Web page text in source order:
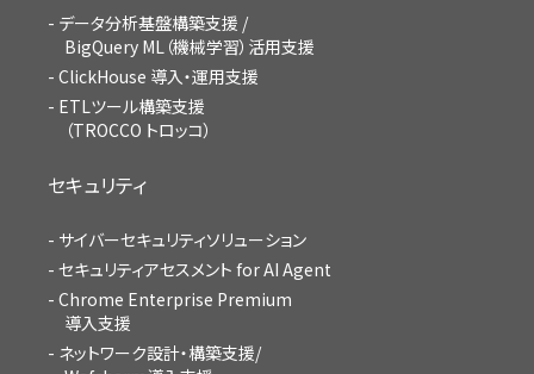
データ分析基盤構築支援 /
BigQuery ML（機械学習）活用支援
ClickHouse 導入・運用支援
ETLツール構築支援
（TROCCO トロッコ）
セキュリティ
サイバーセキュリティソリューション
セキュリティアセスメント for AI Agent
Chrome Enterprise Premium
導入支援
ネットワーク設計・構築支援/